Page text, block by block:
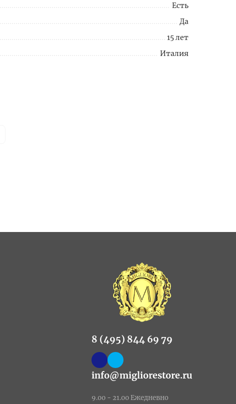
Есть
Да
15 лет
Италия
8 (495) 844 69 79
info@migliorestore.ru
9.00 - 21.00 Ежедневно